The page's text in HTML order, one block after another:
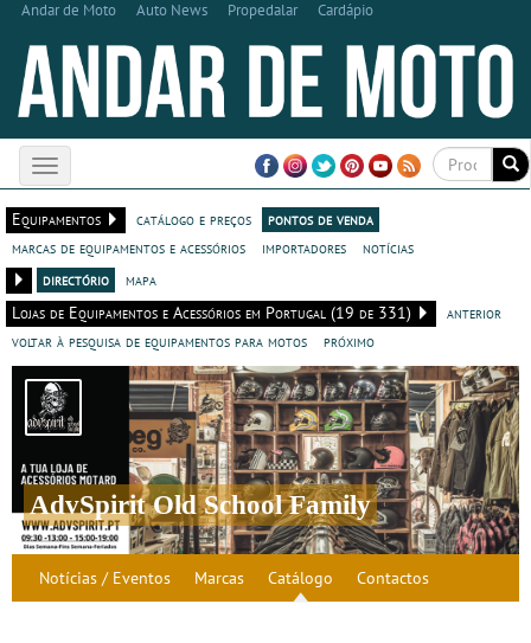
Andar de Moto Auto News Propedalar Cardápio
Toggle
navigation
Equipamentos
catálogo e preços
pontos de venda
marcas de equipamentos e acessórios
importadores
notícias
directório
mapa
Lojas de Equipamentos e Acessórios em Portugal (19 de 331)
anterior
voltar à pesquisa de equipamentos para motos
próximo
AdvSpirit Old School Family
Notícias / Eventos Marcas Catálogo Contactos